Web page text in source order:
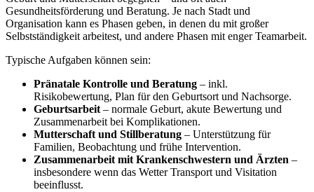
Gesundheitsförderung und Beratung. Je nach Stadt und
Organisation kann es Phasen geben, in denen du mit großer
Selbstständigkeit arbeitest, und andere Phasen mit enger Teamarbeit.
Typische Aufgaben können sein:
Pränatale Kontrolle und Beratung – inkl.
Risikobewertung, Plan für den Geburtsort und Nachsorge.
Geburtsarbeit – normale Geburt, akute Bewertung und
Zusammenarbeit bei Komplikationen.
Mutterschaft und Stillberatung – Unterstützung für
Familien, Beobachtung und frühe Intervention.
Zusammenarbeit mit Krankenschwestern und Ärzten –
insbesondere wenn das Wetter Transport und Visitation
beeinflusst.